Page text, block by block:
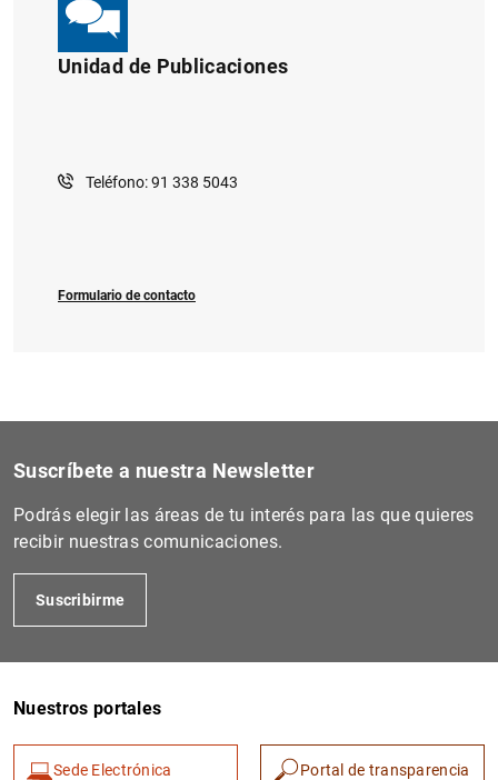
Unidad de Publicaciones
Teléfono: 91 338 5043
Formulario de contacto
Suscríbete a nuestra Newsletter
Podrás elegir las áreas de tu interés para las que quieres
recibir nuestras comunicaciones.
Suscribirme
Nuestros portales
Sede Electrónica Portal de transparencia